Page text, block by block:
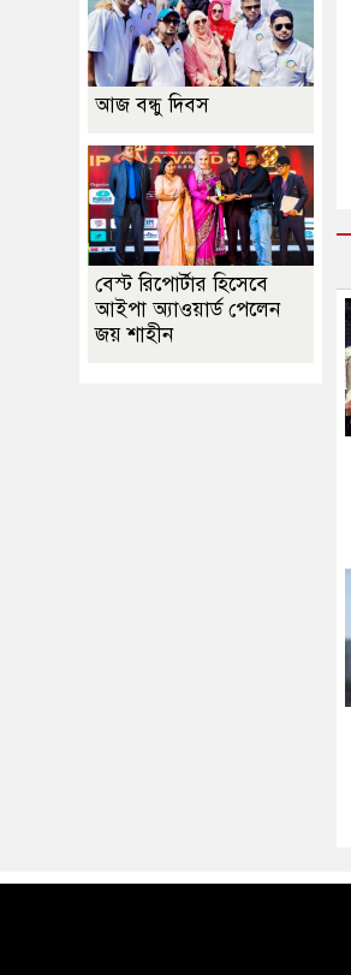
আজ বন্ধু দিবস
বেস্ট রিপোর্টার হিসেবে
আইপা অ্যাওয়ার্ড পেলেন
জয় শাহীন